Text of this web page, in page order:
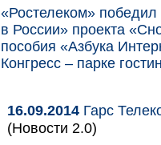
«Ростелеком»
в России» проекта
пособия «Азбука
Конгресс – парке
16.09.2014 Гарс
(Новости 2.0)